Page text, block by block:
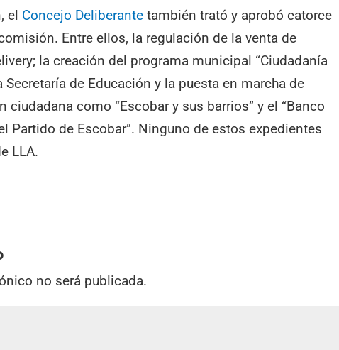
el Concejo Deliberante también trató y aprobó catorce
Entre ellos, la regulación de la venta de
la creación del programa municipal “Ciudadanía
de Educación y la puesta en marcha de
como “Escobar y sus barrios” y el “Banco
Partido de Escobar”. Ninguno de estos expedientes
LLA.
no será publicada.